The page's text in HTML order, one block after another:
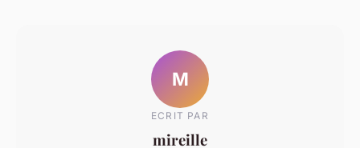
M
ECRIT PAR
mireille